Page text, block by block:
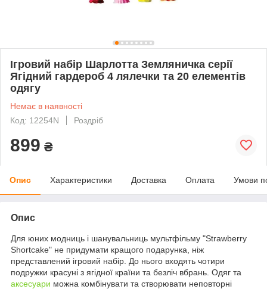
Ігровий набір Шарлотта Земляничка серії
Ягідний гардероб 4 лялечки та 20 елементів
одягу
Немає в наявності
Код: 12254N
Роздріб
899 ₴
Опис Характеристики Доставка Оплата Умови
Опис
Для юних модниць і шанувальниць мультфільму "Strawberry
Shortcake" не придумати кращого подарунка, ніж
представлений ігровий набір. До нього входять чотири
подружки красуні з ягідної країни та безліч вбрань. Одяг та
аксесуари можна комбінувати та створювати неповторні